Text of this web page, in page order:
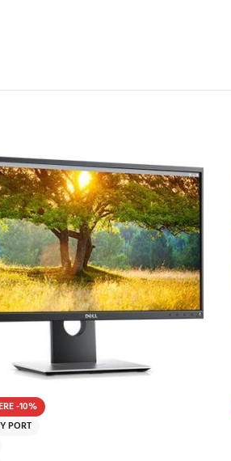
-10%
PORT